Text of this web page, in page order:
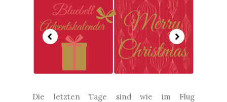
Die letzten Tage sind wie im Flug